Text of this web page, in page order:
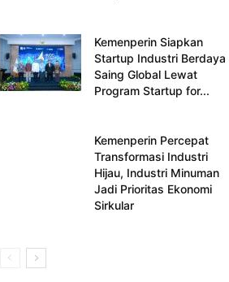
Kemenperin Siapkan
Startup Industri Berdaya
Saing Global Lewat
Program Startup for...
Kemenperin Percepat
Transformasi Industri
Hijau, Industri Minuman
Jadi Prioritas Ekonomi
Sirkular